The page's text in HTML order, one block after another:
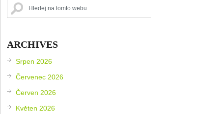
ARCHIVES
Srpen 2026
Červenec 2026
Červen 2026
Květen 2026